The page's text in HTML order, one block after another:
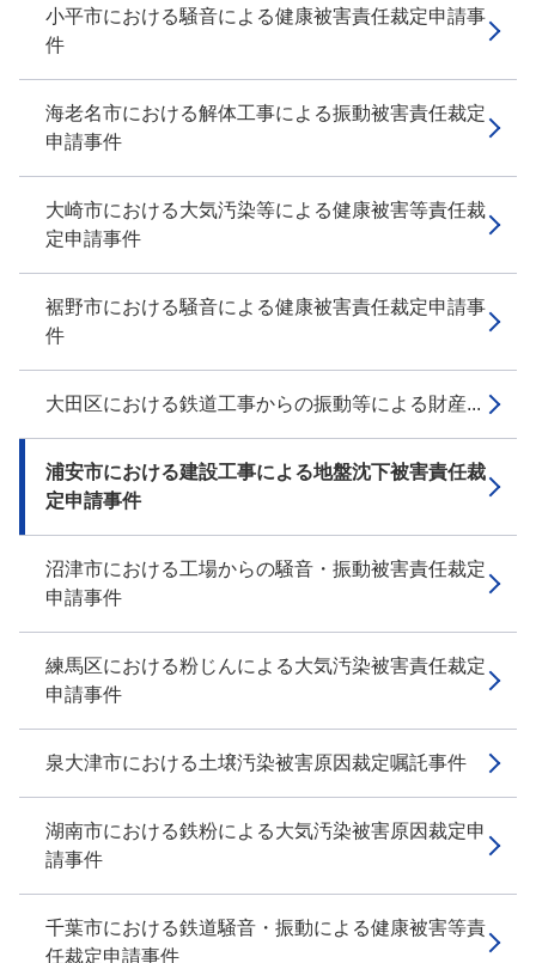
小平市における騒音による健康被害責任裁定申請事
件
海老名市における解体工事による振動被害責任裁定
申請事件
大崎市における大気汚染等による健康被害等責任裁
定申請事件
裾野市における騒音による健康被害責任裁定申請事
件
大田区における鉄道工事からの振動等による財産...
浦安市における建設工事による地盤沈下被害責任裁
定申請事件
沼津市における工場からの騒音・振動被害責任裁定
申請事件
練馬区における粉じんによる大気汚染被害責任裁定
申請事件
泉大津市における土壌汚染被害原因裁定嘱託事件
湖南市における鉄粉による大気汚染被害原因裁定申
請事件
千葉市における鉄道騒音・振動による健康被害等責
任裁定申請事件